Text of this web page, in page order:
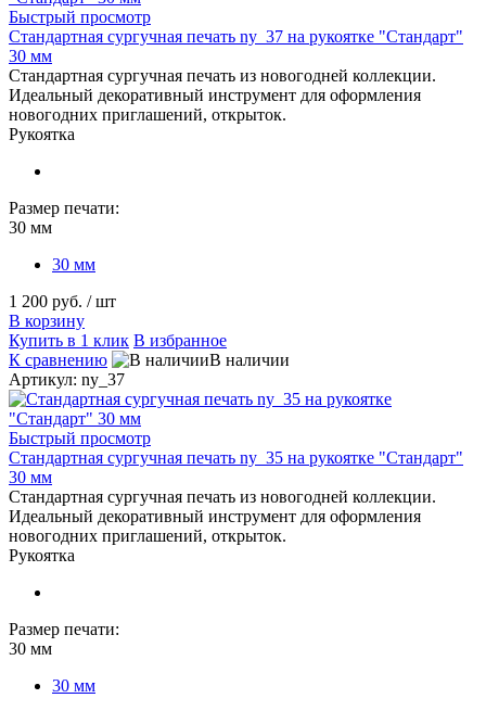
Быстрый просмотр
Стандартная сургучная печать ny_37 на рукоятке "Стандарт"
30 мм
Стандартная сургучная печать из новогодней коллекции.
Идеальный декоративный инструмент для оформления
новогодних приглашений, открыток.
Рукоятка
Размер печати:
30 мм
30 мм
1 200 руб. / шт
В корзину
Купить в 1 клик В избранное
К сравнению
В наличии
Артикул: ny_37
Быстрый просмотр
Стандартная сургучная печать ny_35 на рукоятке "Стандарт"
30 мм
Стандартная сургучная печать из новогодней коллекции.
Идеальный декоративный инструмент для оформления
новогодних приглашений, открыток.
Рукоятка
Размер печати:
30 мм
30 мм